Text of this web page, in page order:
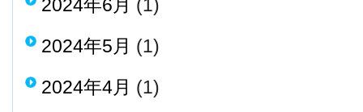
2024年6月 (1)
2024年5月 (1)
2024年4月 (1)